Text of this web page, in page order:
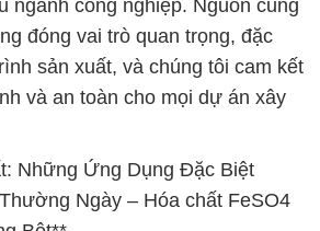
ngành công nghiệp. Nguồn cung
đóng vai trò quan trọng, đặc
sản xuất, và chúng tôi cam kết
và an toàn cho mọi dự án xây
Những Ứng Dụng Đặc Biệt
Ngày – Hóa chất FeSO4